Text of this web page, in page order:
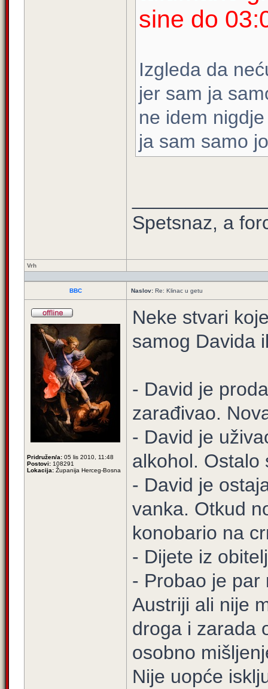
sine do
Izgleda da
jer sam ja
ne idem
ja sam samo
Spetsnaz, a
Vrh
BBC Naslov: Re: Klinac u getu
Pridružen/a: 05 lis 2010, 11:48
Postovi: 108291
Lokacija: Županija Herceg-Bosna
Neke stvari
samog Davida
- David je
zarađivao.
- David je
alkohol. Ostalo
- David je
vanka. Otkud
konobario na
- Dijete iz
- Probao je par
Austriji ali nije
droga i zarada
osobno
Nije uopće